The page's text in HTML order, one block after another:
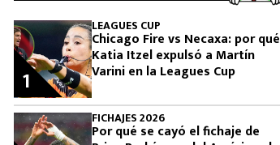
LEAGUES CUP
Chicago Fire vs Necaxa: por qué
Katia Itzel expulsó a Martín
Varini en la Leagues Cup
1
FICHAJES 2026
Por qué se cayó el fichaje de